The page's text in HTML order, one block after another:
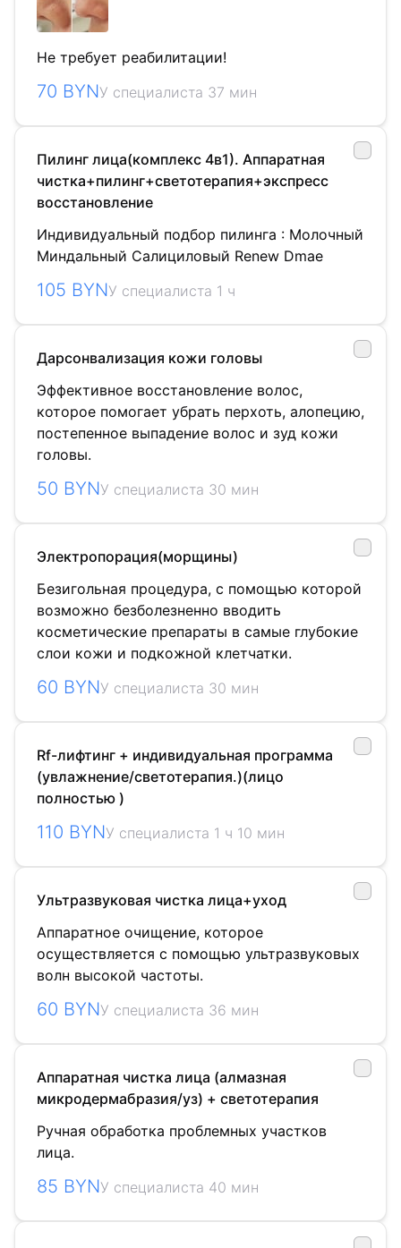
Не требует реабилитации!
70 BYNУ специалиста 37 мин
Пилинг лица(комплекс 4в1). Аппаратная
чистка+пилинг+светотерапия+экспресс
восстановление
Индивидуальный подбор пилинга : Молочный
Миндальный Салициловый Renew Dmae
105 BYNУ специалиста 1 ч
Дарсонвализация кожи головы
Эффективное восстановление волос,
которое помогает убрать перхоть, алопецию,
постепенное выпадение волос и зуд кожи
головы.
50 BYNУ специалиста 30 мин
Электропорация(морщины)
Безигольная процедура, с помощью которой
возможно безболезненно вводить
косметические препараты в самые глубокие
слои кожи и подкожной клетчатки.
60 BYNУ специалиста 30 мин
Rf-лифтинг + индивидуальная программа
(увлажнение/светотерапия.)(лицо
полностью )
110 BYNУ специалиста 1 ч 10 мин
Ультразвуковая чистка лица+уход
Аппаратное очищение, которое
осуществляется с помощью ультразвуковых
волн высокой частоты.
60 BYNУ специалиста 36 мин
Аппаратная чистка лица (алмазная
микродермабразия/уз) + светотерапия
Ручная обработка проблемных участков
лица.
85 BYNУ специалиста 40 мин